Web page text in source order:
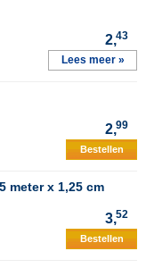
2,43
Lees meer »
2,99
Bestellen
meter x 1,25 cm
3,52
Bestellen